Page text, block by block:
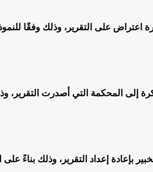
على التقرير، وذلك وفقًا
إلى المحكمة التي أصدرت التقرير،
بإعادة إعداد التقرير، وذلك بناءً